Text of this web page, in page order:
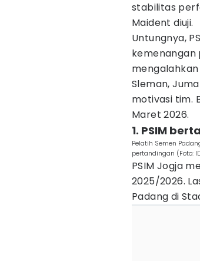
stabilitas
Maident diuji.
Untungnya,
kemenangan
mengalahkan
Sleman,
motivasi tim.
Maret 2026.
1. PSIM
Pelatih Semen
pertandingan (Foto:
PSIM Jogja
2025/2026.
Padang di